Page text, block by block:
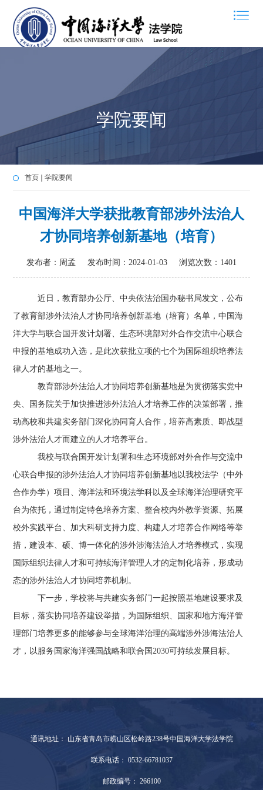
学院要闻
首页 学院要闻
中国海洋大学获批教育部涉外法治人
才协同培养创新基地（培育）
发布者：周孟 发布时间：2024-01-03 浏览次数： 1401
近日，教育部办公厅、中央依法治国办秘书局发文，公布
了教育部涉外法治人才协同培养创新基地（培育）名单，中国海
洋大学与联合国开发计划署、生态环境部对外合作交流中心联合
申报的基地成功入选，是此次获批立项的七个为国际组织培养法
律人才的基地之一。
教育部涉外法治人才协同培养创新基地是为贯彻落实党中
央、国务院关于加快推进涉外法治人才培养工作的决策部署，推
动高校和共建实务部门深化协同育人合作，培养高素质、即战型
涉外法治人才而建立的人才培养平台。
我校与联合国开发计划署和生态环境部对外合作与交流中
心联合申报的涉外法治人才协同培养创新基地以我校法学（中外
合作办学）项目、海洋法和环境法学科以及全球海洋治理研究平
台为依托，通过制定特色培养方案、整合校内外教学资源、拓展
校外实践平台、加大科研支持力度、构建人才培养合作网络等举
措，建设本、硕、博一体化的涉外涉海法治人才培养模式，实现
国际组织法律人才和可持续海洋管理人才的定制化培养，形成动
态的涉外法治人才协同培养机制。
下一步，学校将与共建实务部门一起按照基地建设要求及
目标，落实协同培养建设举措，为国际组织、国家和地方海洋管
理部门培养更多的能够参与全球海洋治理的高端涉外涉海法治人
才，以服务国家海洋强国战略和联合国2030可持续发展目标。
通讯地址： 山东省青岛市崂山区松岭路238号中国海洋大学法学院
联系电话： 0532-66781037
邮政编号： 266100